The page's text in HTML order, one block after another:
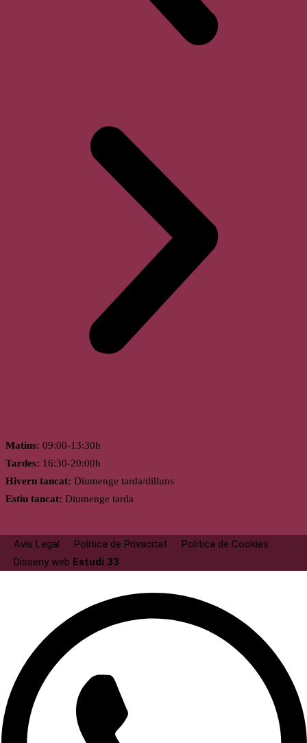
Matins: 09:00-13:30h
Tardes: 16:30-20:00h
Hivern tancat: Diumenge tarda/dilluns
Estiu tancat: Diumenge tarda
Avís Legal Politica de Privacitat
Politica de Cookies
Disseny web Estudi 33